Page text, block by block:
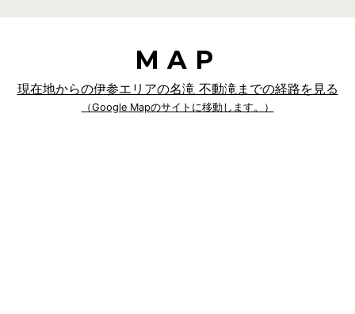
MAP
現在地からの伊参エリアの名滝 不動滝までの経路を見る
（Google Mapのサイトに移動します。）